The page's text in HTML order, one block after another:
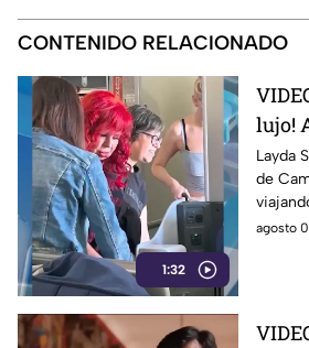
CONTENIDO RELACIONADO
1:32
lujo!
clase
su
Layda
de
rumbo
agosto